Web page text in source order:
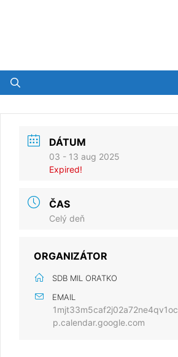
DÁTUM
03 - 13 aug 2025
Expired!
ČAS
Celý deň
ORGANIZÁTOR
SDB MIL ORATKO
EMAIL
p.calendar.google.com